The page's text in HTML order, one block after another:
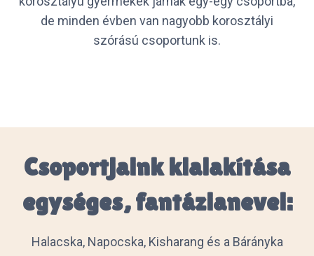
de minden évben van nagyobb korosztályi
szórású csoportunk is.
Csoportjaink kialakítása
egységes, fantázianevei:
Halacska, Napocska, Kisharang és a Bárányka